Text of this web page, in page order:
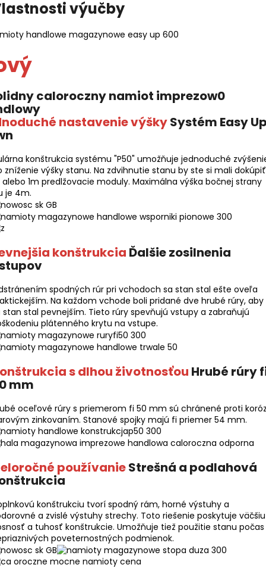
výučby
nastavenie výškySystém Easy
konštrukcia systému "P50" umožňuje jednoduché
zníženie výšky stanu. Na zdvihnutie stanu by ste si mali dokúpiť
alebo 1m predlžovacie moduly. Maximálna výška bočnej strany
je 4m.
konštrukcia Ďalšie zosilnenia
spodných rúr pri vchodoch sa stan stal ešte oveľa
Na každom vchode boli pridané dve hrubé rúry, aby
stan stal pevnejším. Tieto rúry spevňujú vstupy a zabraňujú
plátenného krytu na vstupe.
s dlhou životnosťou Hrubé rúry
mm
oceľové rúry s priemerom fi 50 mm sú chránené proti
zinkovaním. Stanové spojky majú fi priemer 54 mm.
používanieStrešná a podlahová
konštrukciu tvorí spodný rám, horné výstuhy a
a zvislé výstuhy strechy. Toto riešenie poskytuje väčšiu
a tuhosť konštrukcie. Umožňuje tiež použitie stanu počas
poveternostných podmienok.